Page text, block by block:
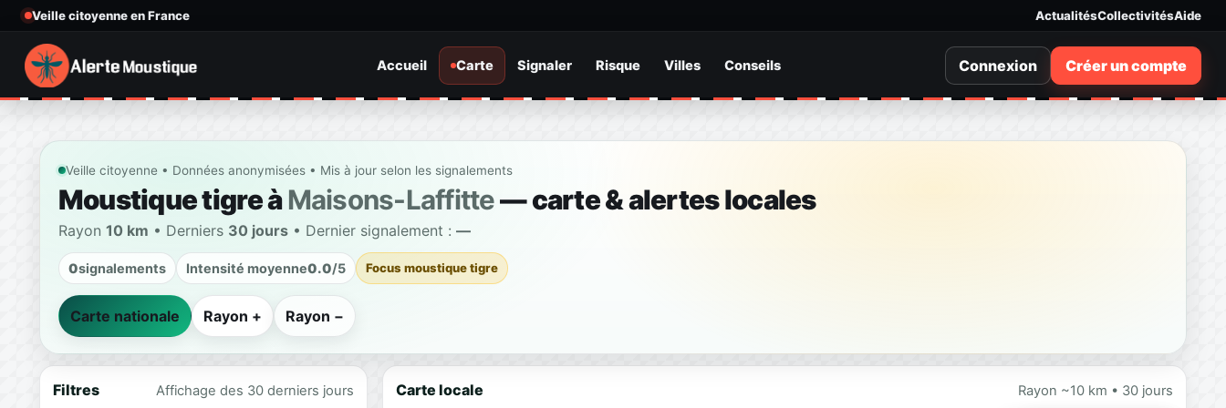
Veille citoyenne en France ActualitésCollectivitésAide
Accueil Carte Signaler Risque Villes Conseils Connexion Créer un compte
Veille citoyenne • Données anonymisées • Mis à jour selon les signalements
Moustique tigre àMaisons-Laffitte— carte & alertes locales
Rayon 10 km • Derniers 30 jours• Dernier signalement : —
0signalements Intensité moyenne0.0/5 Focus moustique tigre
Carte nationale Rayon + Rayon −
Filtres Affichage des 30 derniers jours Carte locale Rayon ~10 km • 30 jours